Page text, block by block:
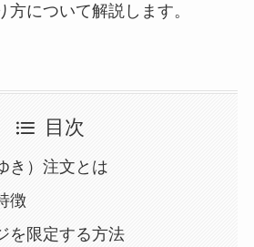
方について解説します。
目次
き）注文とは
徴
を限定する方法